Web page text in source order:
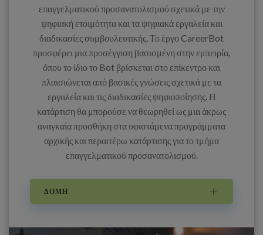
επαγγελματικού προσανατολισμού σχετικά με την
ψηφιακή ετοιμότητα και τα ψηφιακά εργαλεία και
διαδικασίες συμβουλευτικής. Το έργο CareerBot
προσφέρει μια προσέγγιση βασισμένη στην εμπειρία,
όπου το ίδιο το Bot βρίσκεται στο επίκεντρο και
πλαισιώνεται από βασικές γνώσεις σχετικά με τα
εργαλεία και τις διαδικασίες ψηφιοποίησης. Η
κατάρτιση θα μπορούσε να θεωρηθεί ως μια άκρως
αναγκαία προσθήκη στα υφιστάμενα προγράμματα
αρχικής και περαιτέρω κατάρτισης για το τμήμα
επαγγελματικού προσανατολισμού.
ΔΟΜΉ